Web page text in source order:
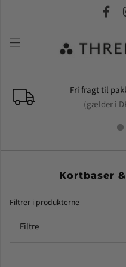
ved køb over 800 kr.
et samlet køb)
Kortbaser
Filtrer i produkterne